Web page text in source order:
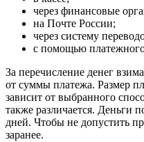
через финансовые
на Почте России;
через систему
с помощью
За перечисление денег
от суммы платежа. Размер
зависит от выбранного
также различается. Деньги
дней. Чтобы не допустить
заранее.